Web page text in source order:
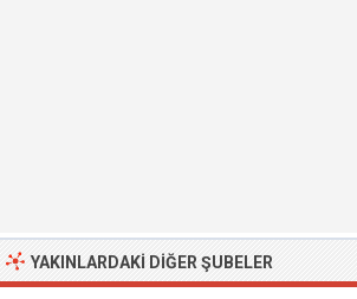
YAKINLARDAKI DIĞER ŞUBELER